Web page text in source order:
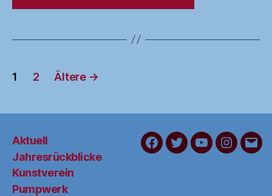
Seitennummerierung
Beiträge
1 2 Ältere →
Aktuell
Jahresrückblicke
Kunstverein
Pumpwerk
FaceBook
TwitterYouTube